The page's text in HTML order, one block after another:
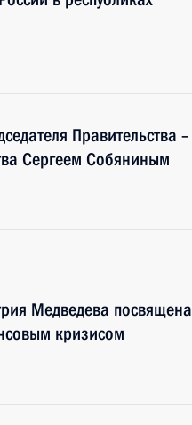
Правительства –
Сергеем Собяниным
Медведева посвящена
кризисом